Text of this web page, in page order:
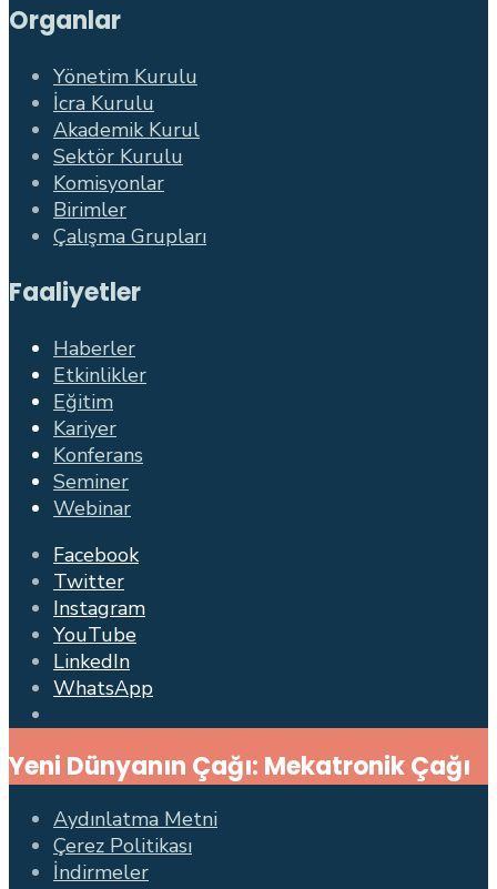
Organlar
Yönetim Kurulu
İcra Kurulu
Akademik Kurul
Sektör Kurulu
Komisyonlar
Birimler
Çalışma Grupları
Faaliyetler
Haberler
Etkinlikler
Eğitim
Kariyer
Konferans
Seminer
Webinar
Facebook
Twitter
Instagram
YouTube
LinkedIn
WhatsApp
Window
Yeni Dünyanın Çağı: Mekatronik Çağı
Aydınlatma Metni
Çerez Politikası
İndirmeler